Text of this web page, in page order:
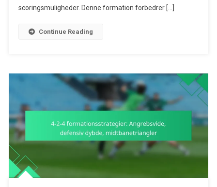
scoringsmuligheder. Denne formation forbedrer […]
Continue Reading